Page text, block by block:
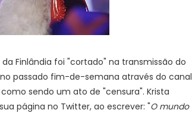
Finlândia foi "cortado" na transmissão do
no passado fim-de-semana através do canal
sendo um ato de "censura". Krista
página no Twitter, ao escrever: "O mundo